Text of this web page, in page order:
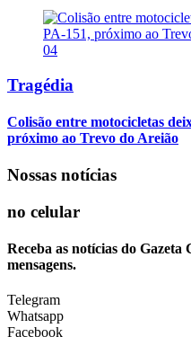
04
Tragédia
Colisão entre motocicletas
próximo ao Trevo do Areião
Nossas notícias
no celular
Receba as notícias do
mensagens.
Telegram
Whatsapp
Facebook